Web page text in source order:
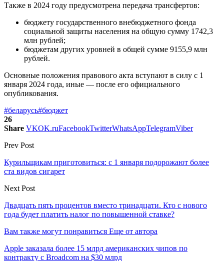
Также в 2024 году предусмотрена передача трансфертов:
бюджету государственного внебюджетного фонда
социальной защиты населения на общую сумму 1742,3
млн рублей;
бюджетам других уровней в общей сумме 9155,9 млн
рублей.
Основные положения правового акта вступают в силу с 1
января 2024 года, иные — после его официального
опубликования.
#беларусь#бюджет
26
Share VKOK.ruFacebookTwitterWhatsAppTelegramViber
Prev Post
Курильщикам приготовиться: с 1 января подорожают более
ста видов сигарет
Next Post
Двадцать пять процентов вместо тринадцати. Кто с нового
года будет платить налог по повышенной ставке?
Вам также могут понравиться Еще от автора
Apple заказала более 15 млрд американских чипов по
контракту с Broadcom на $30 млрд